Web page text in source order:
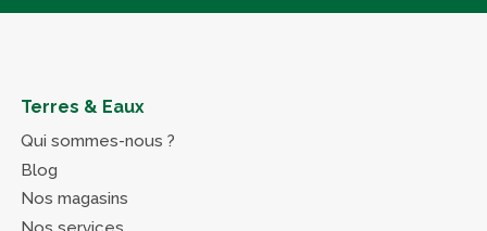
Terres & Eaux
Qui sommes-nous ?
Blog
Nos magasins